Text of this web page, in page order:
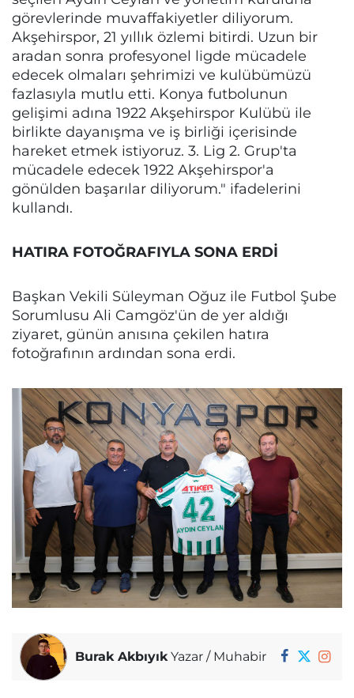
görevlerinde muvaffakiyetler diliyorum.
Akşehirspor, 21 yıllık özlemi bitirdi. Uzun bir
aradan sonra profesyonel ligde mücadele
edecek olmaları şehrimizi ve kulübümüzü
fazlasıyla mutlu etti. Konya futbolunun
gelişimi adına 1922 Akşehirspor Kulübü ile
birlikte dayanışma ve iş birliği içerisinde
hareket etmek istiyoruz. 3. Lig 2. Grup'ta
mücadele edecek 1922 Akşehirspor'a
gönülden başarılar diliyorum." ifadelerini
kullandı.
HATIRA FOTOĞRAFIYLA SONA ERDİ
Başkan Vekili Süleyman Oğuz ile Futbol Şube
Sorumlusu Ali Camgöz'ün de yer aldığı
ziyaret, günün anısına çekilen hatıra
fotoğrafının ardından sona erdi.
Burak AkbıyıkYazar / Muhabir